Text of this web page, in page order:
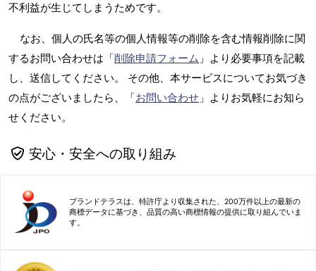
不利益が生じてしまうためです。
なお、個人の氏名等の個人情報等の削除を含む情報削除に関
するお問い合わせは「削除申請フォーム 」より必要事項を記載
し、送信してください。 その他、本サービスについてお気づき
の点がございましたら、「お問い合わせ 」よりお気軽にお知ら
せください。
安心・安全への取り組み
ブランドテラスは、特許庁より収集された、200万件以上の最新の
商標データに基づき、品質の高い商標情報の提供に取り組んでいま
す。